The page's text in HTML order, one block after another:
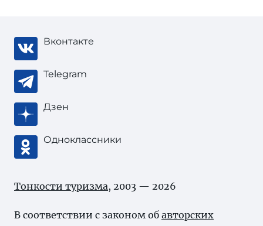
Вконтакте
Telegram
Дзен
Одноклассники
Тонкости туризма, 2003 — 2026
В соответствии с законом об авторских